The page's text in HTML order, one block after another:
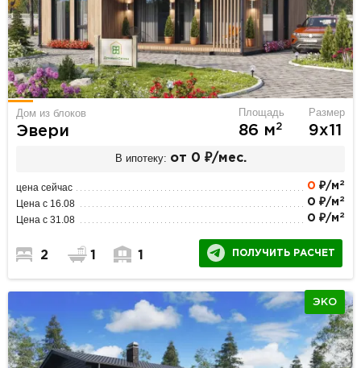
Дом из блоков
Эвери
Площадь
86 м2
Размер
9х11
В ипотеку: от 0 ₽/мес.
цена сейчас 0 ₽/м 2
Цена с 16.08 0 ₽/м 2
Цена с 31.08 0 ₽/м 2
2 1 1 ПОЛУЧИТЬ РАСЧЕТ
ЭКО